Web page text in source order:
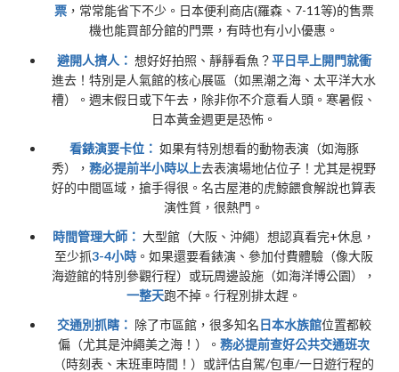
票，常常能省下不少。日本便利商店(羅森、7-11等)的售票
機也能買部分館的門票，有時也有小小優惠。
避開人擠人： 想好好拍照、靜靜看魚？平日早上開門就衝
進去！特別是人氣館的核心展區（如黑潮之海、太平洋大水
槽）。週末假日或下午去，除非你不介意看人頭。寒暑假、
日本黃金週更是恐怖。
看錶演要卡位： 如果有特別想看的動物表演（如海豚
秀），務必提前半小時以上去表演場地佔位子！尤其是視野
好的中間區域，搶手得很。名古屋港的虎鯨餵食解說也算表
演性質，很熱門。
時間管理大師： 大型館（大阪、沖繩）想認真看完+休息，
至少抓3-4小時 。如果還要看錶演、參加付費體驗（像大阪
海遊館的特別參觀行程）或玩周邊設施（如海洋博公園），
一整天跑不掉。行程別排太趕。
交通別抓瞎： 除了市區館，很多知名日本水族館位置都較
偏（尤其是沖繩美之海！）。務必提前查好公共交通班次
（時刻表、末班車時間！）或評估自駕/包車/一日遊行程的